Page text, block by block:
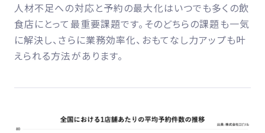
人材不足への対応と予約の最大化はいつでも多くの飲
食店にとって最重要課題です。そのどちらの課題も一気
に解決し、さらに業務効率化、おもてなし力アップも叶
えられる方法があります。